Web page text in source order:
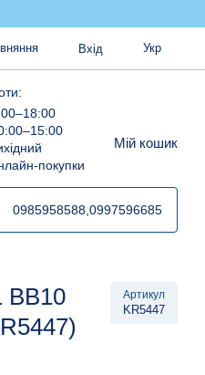
Вхід Укр
покупки
Мій кошик
0985958588, 0997596685
ВВ10
Артикул
KR5447